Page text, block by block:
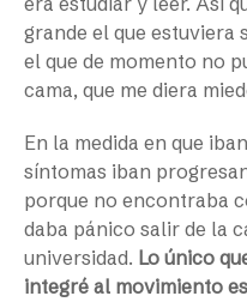
grande el que estuviera
el que de momento no
cama, que me diera
En la medida en que
síntomas iban
porque no encontraba
daba pánico salir de la
universidad. Lo único
integré al movimiento